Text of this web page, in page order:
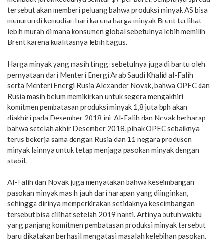
tersebut akan memberi peluang bahwa produksi minyak AS bisa
menurun di kemudian hari karena harga minyak Brent terlihat
lebih murah di mana konsumen global sebetulnya lebih memilih
Brent karena kualitasnya lebih bagus.
Harga minyak yang masih tinggi sebetulnya juga di bantu oleh
pernyataan dari Menteri Energi Arab Saudi Khalid al-Falih
serta Menteri Energi Rusia Alexander Novak, bahwa OPEC dan
Rusia masih belum memikirkan untuk segera mengakhiri
komitmen pembatasan produksi minyak 1,8 juta bph akan
diakhiri pada Desember 2018 ini. Al-Falih dan Novak berharap
bahwa setelah akhir Desember 2018, pihak OPEC sebaiknya
terus bekerja sama dengan Rusia dan 11 negara produsen
minyak lainnya untuk tetap menjaga pasokan minyak dengan
stabil.
Al-Falih dan Novak juga menyatakan bahwa keseimbangan
pasokan minyak masih jauh dari harapan yang diinginkan,
sehingga dirinya memperkirakan setidaknya keseimbangan
tersebut bisa dilihat setelah 2019 nanti. Artinya butuh waktu
yang panjang komitmen pembatasan produksi minyak tersebut
baru dikatakan berhasil mengatasi masalah kelebihan pasokan.